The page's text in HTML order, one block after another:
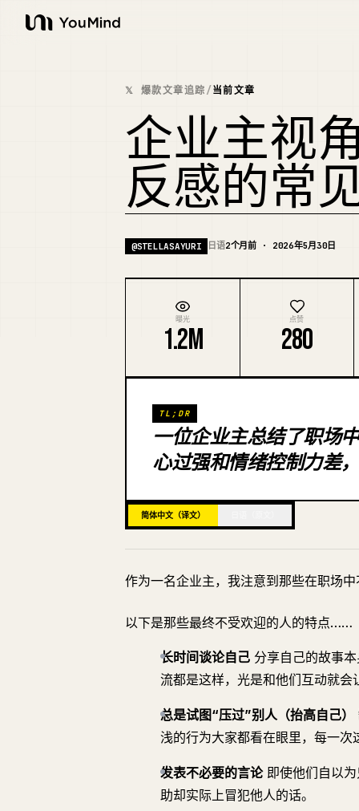
YouMind
𝕏 爆款文章追踪/当前文章
企业主视
反感的常
@STELLASAYURI 日语2个月前 · 2026年5月30日
曝光
1.2M
点赞
280
TL;DR
一位企业主总结了职场
心过强和情绪控制力差
简体中文（译文）
作为一名企业主，我注意到那些在职场中
以下是那些最终不受欢迎的人的特点……
长时间谈论自己 分享自己的故事
流都是这样，光是和他们互动就会
总是试图“压过”别人（抬高自己）
浅的行为大家都看在眼里，每一次
发表不必要的言论即使他们自以为
助却实际上冒犯他人的话。